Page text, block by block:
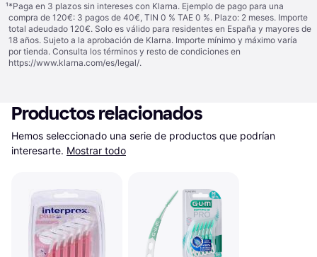
¹*Paga en 3 plazos sin intereses con Klarna. Ejemplo de pago para una
compra de 120€: 3 pagos de 40€, TIN 0 % TAE 0 %. Plazo: 2 meses. Importe
total adeudado 120€. Solo es válido para residentes en España y mayores de
18 años. Sujeto a la aprobación de Klarna. Importe mínimo y máximo varía
por tienda. Consulta los términos y resto de condiciones en
https://www.klarna.com/es/legal/.
Productos relacionados
Hemos seleccionado una serie de productos que podrían
interesarte. Mostrar todo